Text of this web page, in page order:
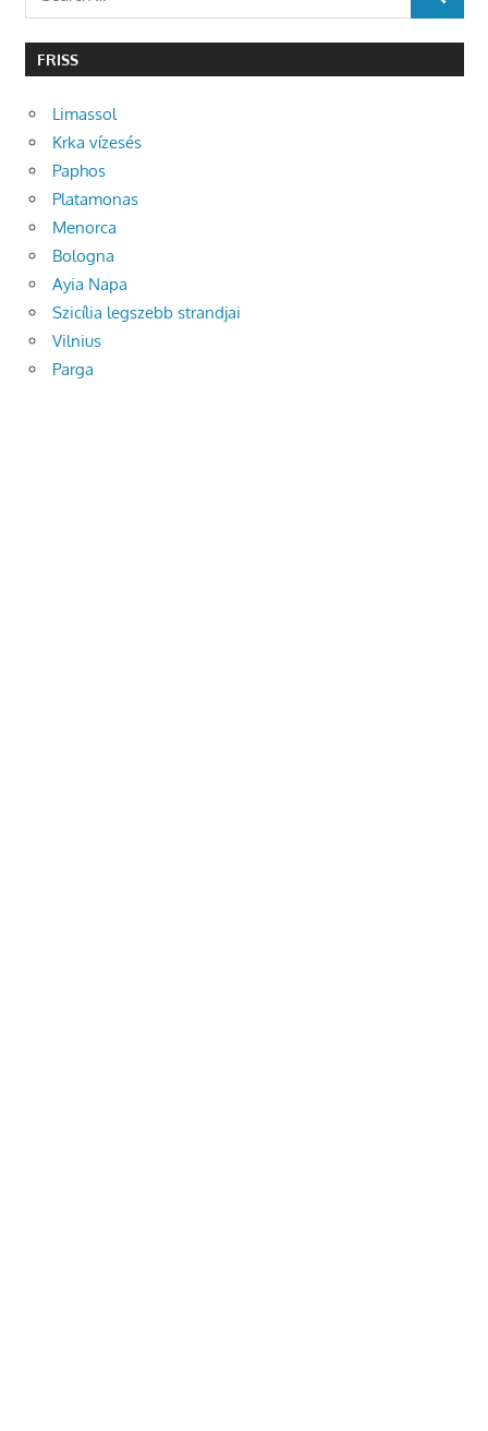
SEARCH
FRISS
Limassol
Krka vízesés
Paphos
Platamonas
Menorca
Bologna
Ayia Napa
Szicília legszebb strandjai
Vilnius
Parga